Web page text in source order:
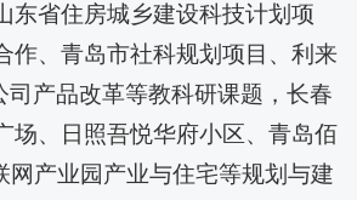
东省住房城乡建设科技计划项
作、青岛市社科规划项目、利来
司产品改革等教科研课题，长春
场、日照吾悦华府小区、青岛佰
网产业园产业与住宅等规划与建